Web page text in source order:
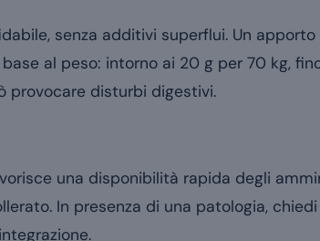
senza additivi superflui. Un
al peso: intorno ai 20 g per 70 kg,
provocare disturbi digestivi.
una disponibilità rapida degli
In presenza di una patologia,